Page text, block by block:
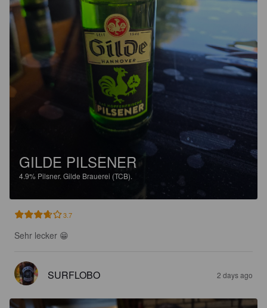
GILDE PILSENER
4.9% Pilsner. Gilde Brauerei (TCB).
3.7
Sehr lecker 😁
SURFLOBO 2 days ago